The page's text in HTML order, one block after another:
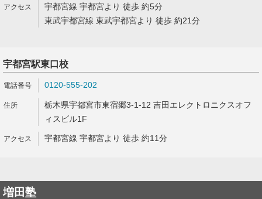
宇都宮線 宇都宮より 徒歩 約5分
東武宇都宮線 東武宇都宮より 徒歩 約21分
宇都宮駅東口校
0120-555-202
栃木県宇都宮市東宿郷3-1-12 吉田エレクトロニクスオフ
ィスビル1F
宇都宮線 宇都宮より 徒歩 約11分
増田塾